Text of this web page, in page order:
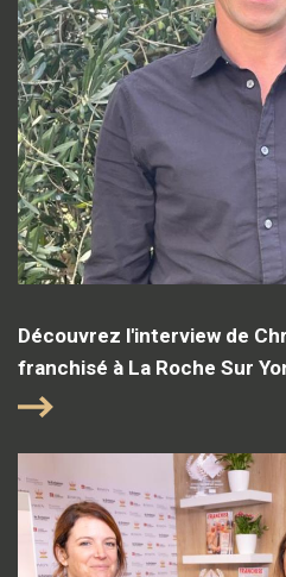
Découvrez l'interview de
franchisé à La Roche Sur